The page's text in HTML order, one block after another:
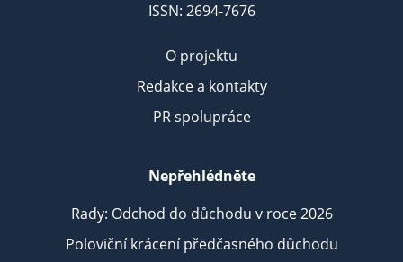
ISSN: 2694-7676
O projektu
Redakce a kontakty
PR spolupráce
Nepřehlédněte
Rady: Odchod do důchodu v roce 2026
Poloviční krácení předčasného důchodu